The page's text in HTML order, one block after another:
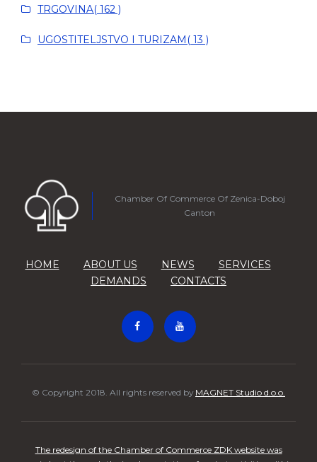
TRGOVINA( 162 )
UGOSTITELJSTVO I TURIZAM( 13 )
Chamber Of Commerce Of Zenica-Doboj
Canton
HOME ABOUT US NEWS
SERVICES
DEMANDS
CONTACTS
© Copyright 2018. All rights reserved by MAGNET Studio d.o.o.
The redesign of the Chamber of Commerce ZDK website was